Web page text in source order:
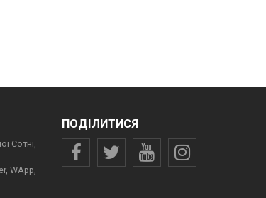
Сотні,
WApp,
ПОДІЛИТИСЯ